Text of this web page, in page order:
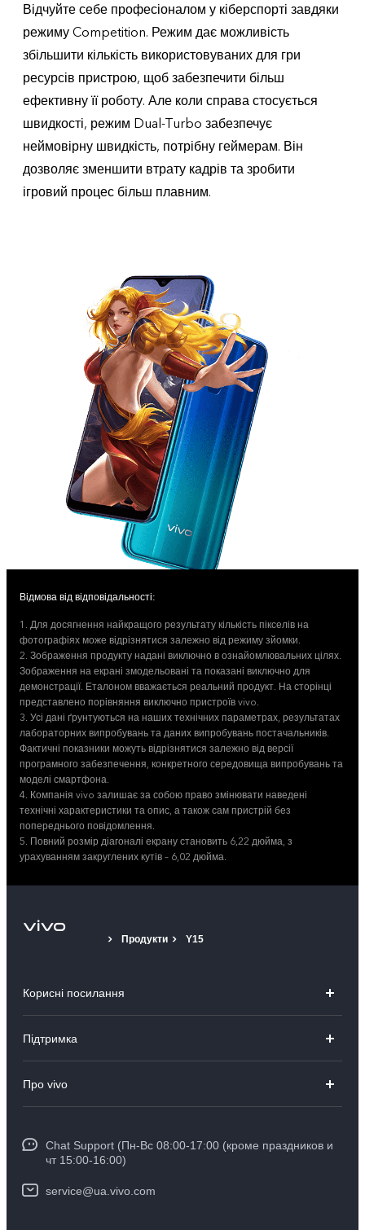
Відчуйте себе професіоналом у кіберспорті завдяки
режиму Competition. Режим дає можливість
збільшити кількість використовуваних для гри
ресурсів пристрою, щоб забезпечити більш
ефективну її роботу. Але коли справа стосується
швидкості, режим Dual-Turbo забезпечує
неймовірну швидкість, потрібну геймерам. Він
дозволяє зменшити втрату кадрів та зробити
ігровий процес більш плавним.
Відмова від відповідальності:
1. Для досягнення найкращого результату кількість пікселів на
фотографіях може відрізнятися залежно від режиму зйомки.
2. Зображення продукту надані виключно в ознайомлювальних цілях.
Зображення на екрані змодельовані та показані виключно для
демонстрації. Еталоном вважається реальний продукт. На сторінці
представлено порівняння виключно пристроїв vivo.
3. Усі дані ґрунтуються на наших технічних параметрах, результатах
лабораторних випробувань та даних випробувань постачальників.
Фактичні показники можуть відрізнятися залежно від версії
програмного забезпечення, конкретного середовища випробувань та
моделі смартфона.
4. Компанія vivo залишає за собою право змінювати наведені
технічні характеристики та опис, а також сам пристрій без
попереднього повідомлення.
5. Повний розмір діагоналі екрану становить 6,22 дюйма, з
урахуванням закруглених кутів – 6,02 дюйма.
Продукти Y15
Корисні посилання
Y36
TWS2 ANC
TWS2e
Підтримка
IMEI автентифікація
Оновлення системи
Про vivo
Інформаційний центр
Юридична інформація
Chat Support (Пн-Вс 08:00-17:00 (кроме праздников и
чт 15:00-16:00)
service@ua.vivo.com